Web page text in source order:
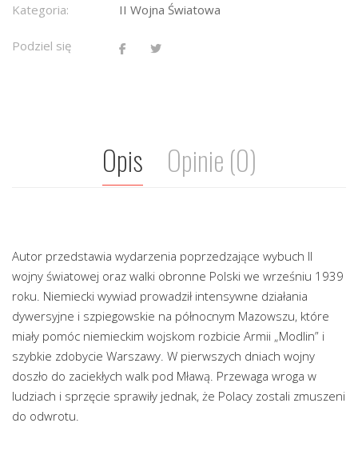
Kategoria: II Wojna Światowa
Podziel się
Opis Opinie (0)
Autor przedstawia wydarzenia poprzedzające wybuch II
wojny światowej oraz walki obronne Polski we wrześniu 1939
roku. Niemiecki wywiad prowadził intensywne działania
dywersyjne i szpiegowskie na północnym Mazowszu, które
miały pomóc niemieckim wojskom rozbicie Armii „Modlin” i
szybkie zdobycie Warszawy. W pierwszych dniach wojny
doszło do zaciekłych walk pod Mławą. Przewaga wroga w
ludziach i sprzęcie sprawiły jednak, że Polacy zostali zmuszeni
do odwrotu.